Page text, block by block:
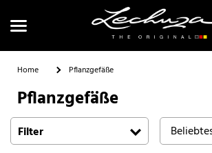
Suchen
Home Pflanzgefäße
Pflanzgefäße
Filter